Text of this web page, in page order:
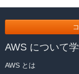
AWS について
AWS とは